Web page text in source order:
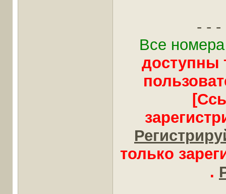
- - -
Все
доступны
только
.